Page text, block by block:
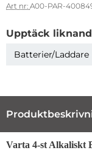
Art nr: A00-PAR-
Upptäck
Batterier/Laddare
Varta 4-st Alkaliskt